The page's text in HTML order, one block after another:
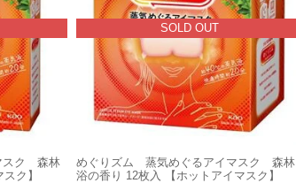
スク 森林
ク】
SOLD OUT
めぐりズム 蒸気めぐるアイマスク 森林
浴の香り 12枚入 【ホットアイマスク】